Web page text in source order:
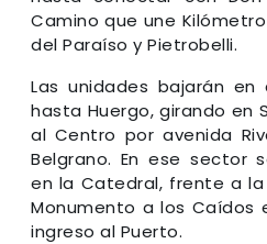
Camino que une
del Paraíso y Pietrobelli.
Las unidades bajarán en
hasta Huergo, girando en
al Centro por avenida
Belgrano. En ese sector
en la Catedral, frente a la
Monumento a los Caídos
ingreso al Puerto.